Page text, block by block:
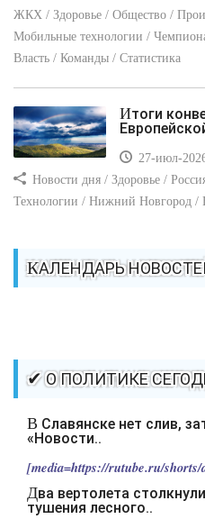
ЖКХ / Здоровье / Общество /
Мобильные технологии /
Власть / Команды / Статистика
Итоги конвективных штормов на юге
27-июл-
Новости дня / Здоровье /
Технологии / Нижний Новгород
КАЛЕНДАРЬ
✔ О ПОЛИТИКЕ
В Славянске нет слив, зато есть новый асфальт -
«Новости..
[media=https://rutube.ru/shorts/
Два вертолета столкнулись в Греции во время
тушения лесного..